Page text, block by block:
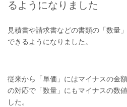
るようになりました
見積書や請求書などの書類の「数量
できるようになりました。
従来から「単価」にはマイナスの金
の対応で「数量」にもマイナスの数
した。